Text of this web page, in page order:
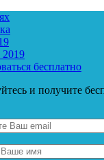
бесплатно
и получите